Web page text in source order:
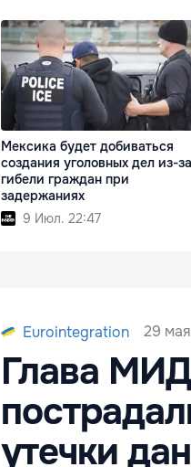
Мексика будет добиваться
создания уголовных дел из-за
гибели граждан при
задержаниях
9 Июл. 22:47
Eurointegration 29
Глава
утечки